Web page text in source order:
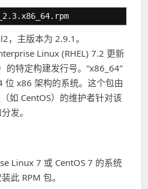
，主版本为 2.9.1。
Linux (RHEL) 7.2 更新
的特定构建发行号。“x86_64”
位 x86 架构的系统。这个包由
如 CentOS）的维护者针对该
发。
Linux 7 或 CentOS 7 的系统
此 RPM 包。